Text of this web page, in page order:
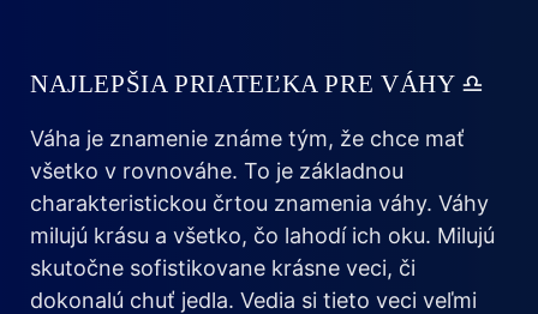
NAJLEPŠIA PRIATEĽKA PRE VÁHY ♎
Váha je znamenie známe tým, že chce mať
všetko v rovnováhe. To je základnou
charakteristickou črtou znamenia váhy. Váhy
milujú krásu a všetko, čo lahodí ich oku. Milujú
skutočne sofistikovane krásne veci, či
dokonalú chuť jedla. Vedia si tieto veci veľmi